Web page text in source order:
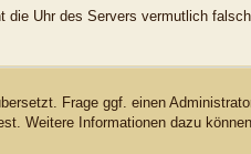
Uhr des Servers vermutlich
Frage ggf. einen
Weitere Informationen dazu